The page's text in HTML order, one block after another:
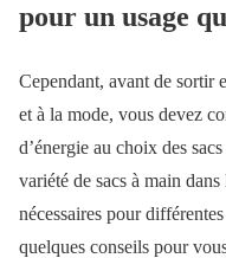
pour un usage
Cependant, avant de sortir
et à la mode, vous devez
d’énergie au choix des
variété de sacs à main
nécessaires pour
quelques conseils pour